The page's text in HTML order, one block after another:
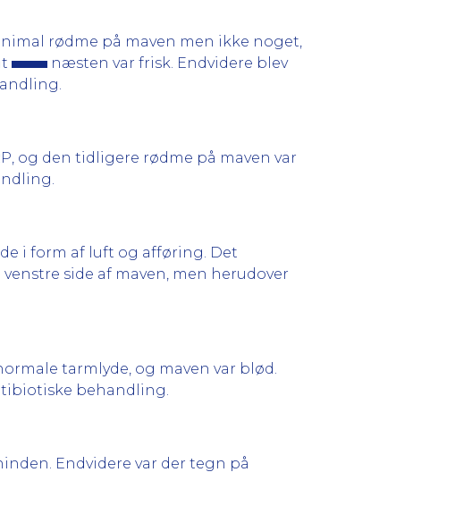
rødme på maven men ikke noget,
næsten var frisk. Endvidere blev
og den tidligere rødme på maven var
i form af luft og afføring. Det
side af maven, men herudover
tarmlyde, og maven var blød.
behandling.
Endvidere var der tegn på